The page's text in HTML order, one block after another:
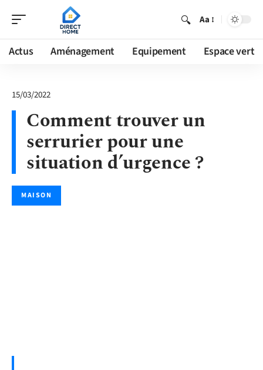
Aa
Actus Aménagement Equipement Espace vert
15/03/2022
Comment trouver un
serrurier pour une
situation d’urgence ?
MAISON